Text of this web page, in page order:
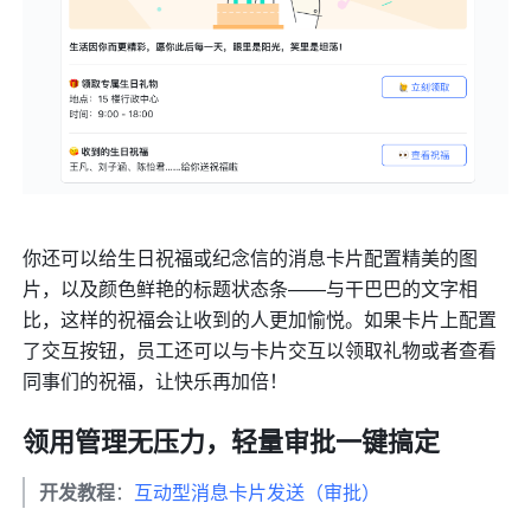
你还可以给生日祝福或纪念信的消息卡片配置精美的图
片，以及颜色鲜艳的标题状态条——与干巴巴的文字相
比，这样的祝福会让收到的人更加愉悦。如果卡片上配置
了交互按钮，员工还可以与卡片交互以领取礼物或者查看
同事们的祝福，让快乐再加倍！
领用管理无压力，轻量审批一键搞定
开发教程： 互动型消息卡片发送（审批）